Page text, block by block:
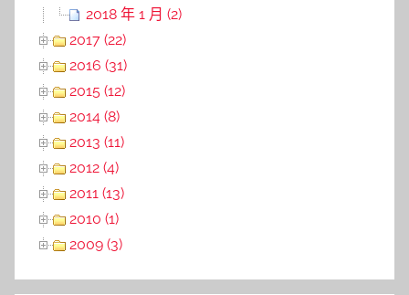
2018 年 1 月 (2)
2017 (22)
2016 (31)
2015 (12)
2014 (8)
2013 (11)
2012 (4)
2011 (13)
2010 (1)
2009 (3)